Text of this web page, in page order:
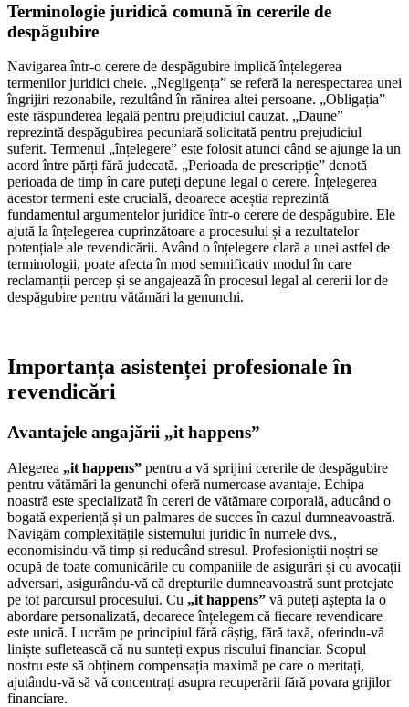
Terminologie juridică comună în cererile de
despăgubire
Navigarea într-o cerere de despăgubire implică înțelegerea
termenilor juridici cheie. „Negligența” se referă la nerespectarea unei
îngrijiri rezonabile, rezultând în rănirea altei persoane. „Obligația”
este răspunderea legală pentru prejudiciul cauzat. „Daune”
reprezintă despăgubirea pecuniară solicitată pentru prejudiciul
suferit. Termenul „înțelegere” este folosit atunci când se ajunge la un
acord între părți fără judecată. „Perioada de prescripție” denotă
perioada de timp în care puteți depune legal o cerere. Înțelegerea
acestor termeni este crucială, deoarece aceștia reprezintă
fundamentul argumentelor juridice într-o cerere de despăgubire. Ele
ajută la înțelegerea cuprinzătoare a procesului și a rezultatelor
potențiale ale revendicării. Având o înțelegere clară a unei astfel de
terminologii, poate afecta în mod semnificativ modul în care
reclamanții percep și se angajează în procesul legal al cererii lor de
despăgubire pentru vătămări la genunchi.
Importanța asistenței profesionale în
revendicări
Avantajele angajării „it happens”
Alegerea „it happens” pentru a vă sprijini cererile de despăgubire
pentru vătămări la genunchi oferă numeroase avantaje. Echipa
noastră este specializată în cereri de vătămare corporală, aducând o
bogată experiență și un palmares de succes în cazul dumneavoastră.
Navigăm complexitățile sistemului juridic în numele dvs.,
economisindu-vă timp și reducând stresul. Profesioniștii noștri se
ocupă de toate comunicările cu companiile de asigurări și cu avocații
adversari, asigurându-vă că drepturile dumneavoastră sunt protejate
pe tot parcursul procesului. Cu „it happens” vă puteți aștepta la o
abordare personalizată, deoarece înțelegem că fiecare revendicare
este unică. Lucrăm pe principiul fără câștig, fără taxă, oferindu-vă
liniște sufletească că nu sunteți expus riscului financiar. Scopul
nostru este să obținem compensația maximă pe care o meritați,
ajutându-vă să vă concentrați asupra recuperării fără povara grijilor
financiare.